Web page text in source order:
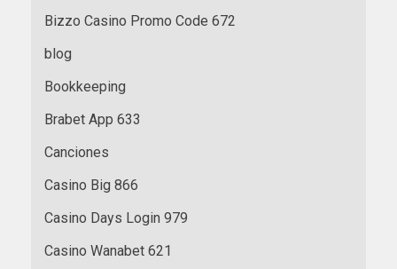
Bizzo Casino Promo Code 672
blog
Bookkeeping
Brabet App 633
Canciones
Casino Big 866
Casino Days Login 979
Casino Wanabet 621